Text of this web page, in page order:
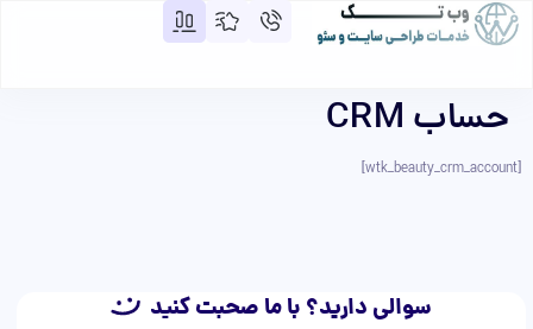
حساب CRM
[wtk_beauty_crm_account]
سوالی دارید؟ با ما صحبت کنید